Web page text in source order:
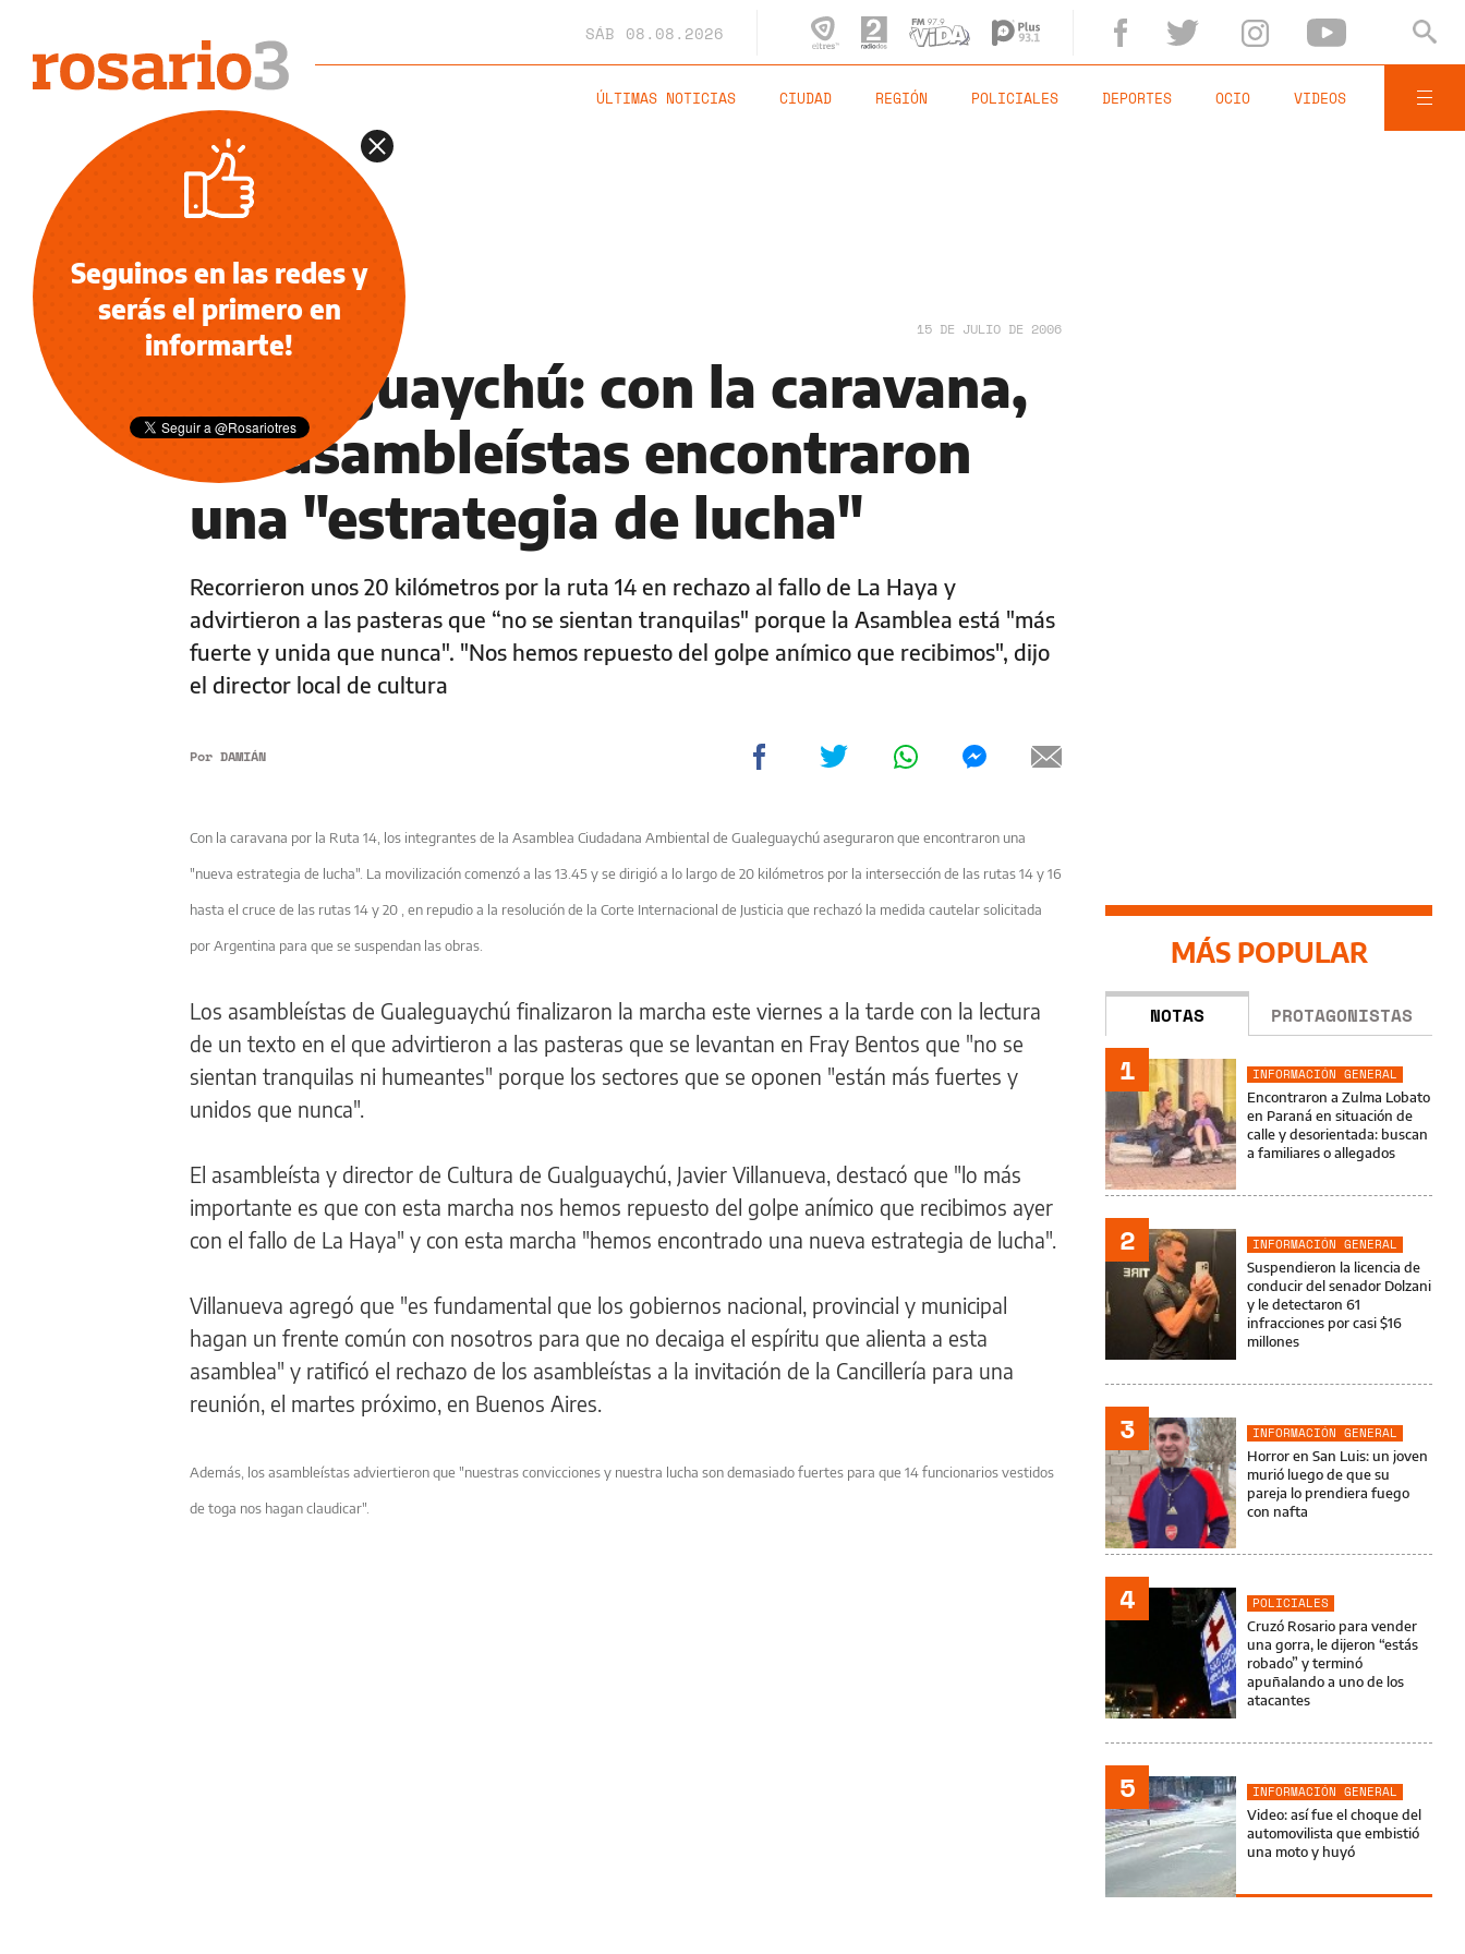
SÁB 08.08.2026
ÚLTIMAS NOTICIAS CIUDAD REGIÓN POLICIALES DEPORTES OCIO VIDEOS
NOTICIAS 15 DE JULIO DE 2006
Gualeguaychú: con la caravana,
los asambleístas encontraron
una "estrategia de lucha"
Recorrieron unos 20 kilómetros por la ruta 14 en rechazo al fallo de La Haya y
advirtieron a las pasteras que “no se sientan tranquilas" porque la Asamblea está "más
fuerte y unida que nunca". "Nos hemos repuesto del golpe anímico que recibimos", dijo
el director local de cultura
Por DAMIÁN
Con la caravana por la Ruta 14, los integrantes de la Asamblea Ciudadana Ambiental de Gualeguaychú aseguraron que encontraron una
"nueva estrategia de lucha". La movilización comenzó a las 13.45 y se dirigió a lo largo de 20 kilómetros por la intersección de las rutas 14 y 16
hasta el cruce de las rutas 14 y 20 , en repudio a la resolución de la Corte Internacional de Justicia que rechazó la medida cautelar solicitada
por Argentina para que se suspendan las obras.
Los asambleístas de Gualeguaychú finalizaron la marcha este viernes a la tarde con la lectura
de un texto en el que advirtieron a las pasteras que se levantan en Fray Bentos que "no se
sientan tranquilas ni humeantes" porque los sectores que se oponen "están más fuertes y
unidos que nunca".
El asambleísta y director de Cultura de Gualguaychú, Javier Villanueva, destacó que "lo más
importante es que con esta marcha nos hemos repuesto del golpe anímico que recibimos ayer
con el fallo de La Haya" y con esta marcha "hemos encontrado una nueva estrategia de lucha".
Villanueva agregó que "es fundamental que los gobiernos nacional, provincial y municipal
hagan un frente común con nosotros para que no decaiga el espíritu que alienta a esta
asamblea" y ratificó el rechazo de los asambleístas a la invitación de la Cancillería para una
reunión, el martes próximo, en Buenos Aires.
Además, los asambleístas adviertieron que "nuestras convicciones y nuestra lucha son demasiado fuertes para que 14 funcionarios vestidos
de toga nos hagan claudicar".
MÁS POPULAR
NOTAS PROTAGONISTAS
1
INFORMACIÓN GENERAL
Encontraron a Zulma Lobato
en Paraná en situación de
calle y desorientada: buscan
a familiares o allegados
2
INFORMACIÓN GENERAL
Suspendieron la licencia de
conducir del senador Dolzani
y le detectaron 61
infracciones por casi $16
millones
3
INFORMACIÓN GENERAL
Horror en San Luis: un joven
murió luego de que su
pareja lo prendiera fuego
con nafta
4
POLICIALES
Cruzó Rosario para vender
una gorra, le dijeron “estás
robado” y terminó
apuñalando a uno de los
atacantes
5
INFORMACIÓN GENERAL
Video: así fue el choque del
automovilista que embistió
una moto y huyó
Seguinos en las redes y
serás el primero en
informarte!